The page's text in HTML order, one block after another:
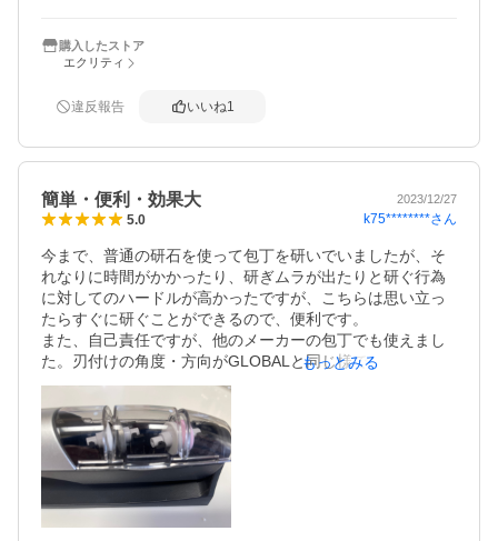
単に戻りました。感動ものです！ただ、私の使い方だと、1
週間も経つと少しずつ切れ味が鈍ってくるので、再度利用
います。こんなに使って耐久性はどうなのかとも思います
めなら高くない買い物だったと思ってます。おすすめで
購入したストア
エクリティ
違反報告 いいね1
簡単・便利・効果大 2023/12/27
5.0 k75********さん
今まで、普通の研石を使って包丁を研いでいましたが、そ
れなりに時間がかかったり、研ぎムラが出たりと研ぐ行為
に対してのハードルが高かったですが、こちらは思い立っ
たらすぐに研ぐことができるので、便利です。
また、自己責任ですが、他のメーカーの包丁でも使えまし
た。刃付けの角度・方向がGLOBALと同じ様であれば使え
そうです。一般的なシャープナー（2000円以下くらい）で
すと、研ぐのではなく刃先に細かいギザギザののこぎり状
にして、切るときの食いつきをよくすることで、切れるよ
うになったと思うのですが、切れ味の持続性は良くないそ
うです。
もっとみる